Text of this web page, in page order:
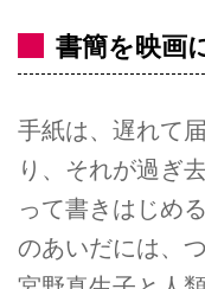
書簡を映画
手紙は、遅れて
り、それが過ぎ
って書きはじめ
のあいだには、